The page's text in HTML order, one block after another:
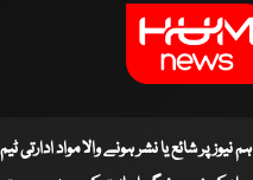
ہم نیوز پر شائع یا نشر ہونے والا مواد